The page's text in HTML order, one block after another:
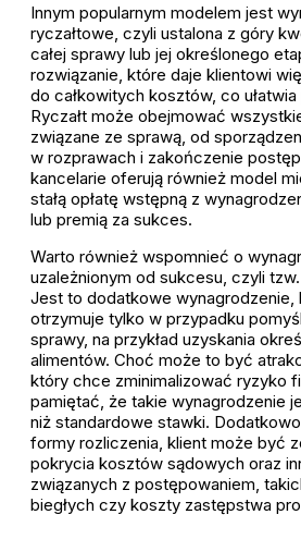
Innym popularnym modelem jest
ryczałtowe, czyli ustalona z góry
całej sprawy lub jej określonego
rozwiązanie, które daje klientowi
do całkowitych kosztów, co
Ryczałt może obejmować
związane ze sprawą, od
w rozprawach i zakończenie
kancelarie oferują również model
stałą opłatę wstępną z
lub premią za sukces.
Warto również wspomnieć o
uzależnionym od sukcesu, czyli
Jest to dodatkowe wynagrodzenie,
otrzymuje tylko w przypadku
sprawy, na przykład uzyskania
alimentów. Choć może to być
który chce zminimalizować ryzyko
pamiętać, że takie wynagrodzenie
niż standardowe stawki.
formy rozliczenia, klient może być
pokrycia kosztów sądowych oraz
związanych z postępowaniem,
biegłych czy koszty zastępstwa